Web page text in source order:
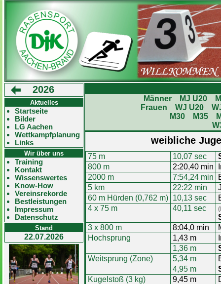
2026
Aktuelles
Startseite
Bilder
LG Aachen
Wettkampfplanung
Links
Wir über uns
Training
Kontakt
Wissenswertes
Know-How
Vereinsrekorde
Bestleistungen
Impressum
Datenschutz
Stand
22.07.2026
Männer MJ U20
Frauen
WJ U20
M30
M35
weibliche
75 m 10,07 sec
800 m
2:20,40 min
2000 m
7:54,24 min
5 km
22:22 min
60 m Hürden (0,762 m) 10,13 sec
4 x 75 m
40,11 sec
3 x 800 m
8:04,0 min
Hochsprung
1,43 m
1,36 m
Weitsprung (Zone)
5,34 m
4,95 m
Kugelstoß (3 kg)
9,45 m